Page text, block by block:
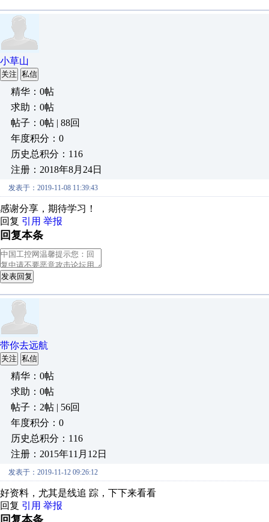
小草山
关注 私信
精华：0帖
求助：0帖
帖子：0帖 | 88回
年度积分：0
历史总积分：116
注册：2018年8月24日
发表于：2019-11-08 11:39:43
感谢分享，期待学习！
回复 引用 举报
回复本条
发表回复
带你去远航
关注 私信
精华：0帖
求助：0帖
帖子：2帖 | 56回
年度积分：0
历史总积分：116
注册：2015年11月12日
发表于：2019-11-12 09:26:12
好资料，尤其是线追 踪，下下来看看
回复 引用 举报
回复本条